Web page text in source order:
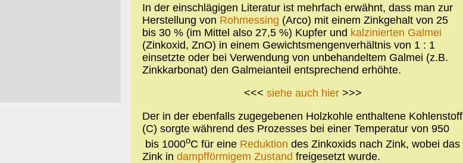
In der einschlägigen Literatur ist mehrfach erwähnt, dass man zur
Herstellung von Rohmessing (Arco) mit einem Zinkgehalt von 25
bis 30 % (im Mittel also 27,5 %) Kupfer und kalzinierten Galmei
(Zinkoxid, ZnO) in einem Gewichtsmengenverhältnis von 1 : 1
einsetzte oder bei Verwendung von unbehandeltem Galmei (z.B.
Zinkkarbonat) den Galmeianteil entsprechend erhöhte.
<<< siehe auch hier>>>
Der in der ebenfalls zugegebenen Holzkohle enthaltene Kohlenstoff
(C) sorgte während des Prozesses bei einer Temperatur von 950
bis 1000oC für eine Reduktion des Zinkoxids nach Zink, wobei das
Zink in dampfförmigem Zustand freigesetzt wurde.